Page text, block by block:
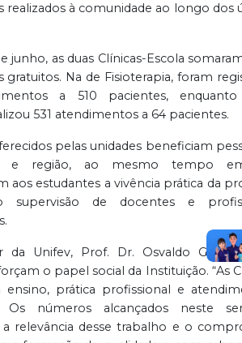
realizados à comunidade ao longo dos
junho, as duas Clínicas-Escola
gratuitos. Na de Fisioterapia, foram
a 510 pacientes,
531 atendimentos a 64 pacientes.
pelas unidades beneficiam
e região, ao mesmo tempo
aos estudantes a vivência prática da
supervisão de docentes e
da Unifev, Prof. Dr. Osvaldo
o papel social da Instituição. “As
ensino, prática profissional e
Os números alcançados neste
relevância desse trabalho e o